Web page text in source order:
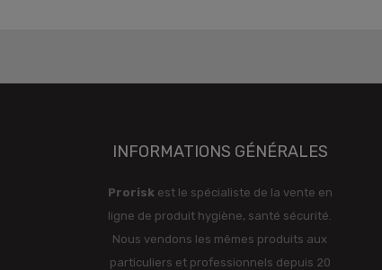
INFORMATIONS GÉNÉRALES
Prorisk est le spécialiste de la vente en
ligne de produit hygiène, santé sécurité.
Nous vendons les mêmes produits aux
particuliers et professionnels depuis 20